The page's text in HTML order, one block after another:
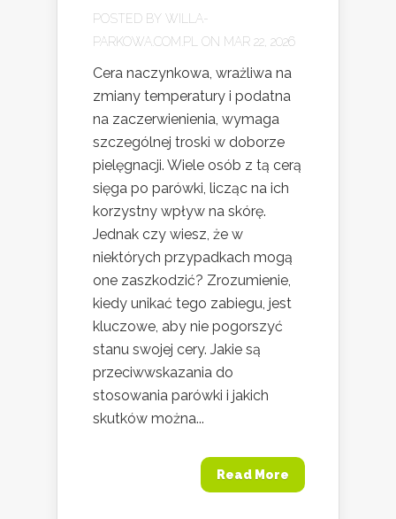
POSTED BY WILLA-
PARKOWA.COM.PL
ON MAR 22, 2026
Cera naczynkowa, wrażliwa na
zmiany temperatury i podatna
na zaczerwienienia, wymaga
szczególnej troski w doborze
pielęgnacji. Wiele osób z tą cerą
sięga po parówki, licząc na ich
korzystny wpływ na skórę.
Jednak czy wiesz, że w
niektórych przypadkach mogą
one zaszkodzić? Zrozumienie,
kiedy unikać tego zabiegu, jest
kluczowe, aby nie pogorszyć
stanu swojej cery. Jakie są
przeciwwskazania do
stosowania parówki i jakich
skutków można...
Read More